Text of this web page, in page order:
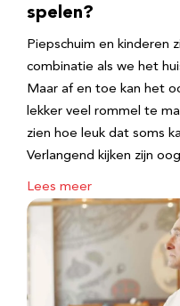
spelen?
Piepschuim en kinderen
combinatie als we het
Maar af en toe kan het
lekker veel rommel te
zien hoe leuk dat soms
Verlangend kijken zijn
Lees meer